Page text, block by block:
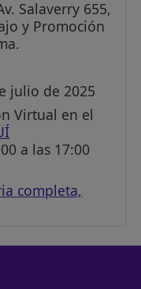
Salaverry 655,
y Promoción
julio de 2025
Virtual en el
a las 17:00
completa,